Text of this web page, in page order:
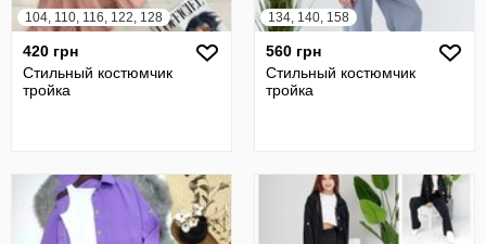
104, 110, 116, 122, 128
420 грн
Стильный костюмчик
тройка
134, 140, 158
560 грн
Стильный костюмчик
тройка